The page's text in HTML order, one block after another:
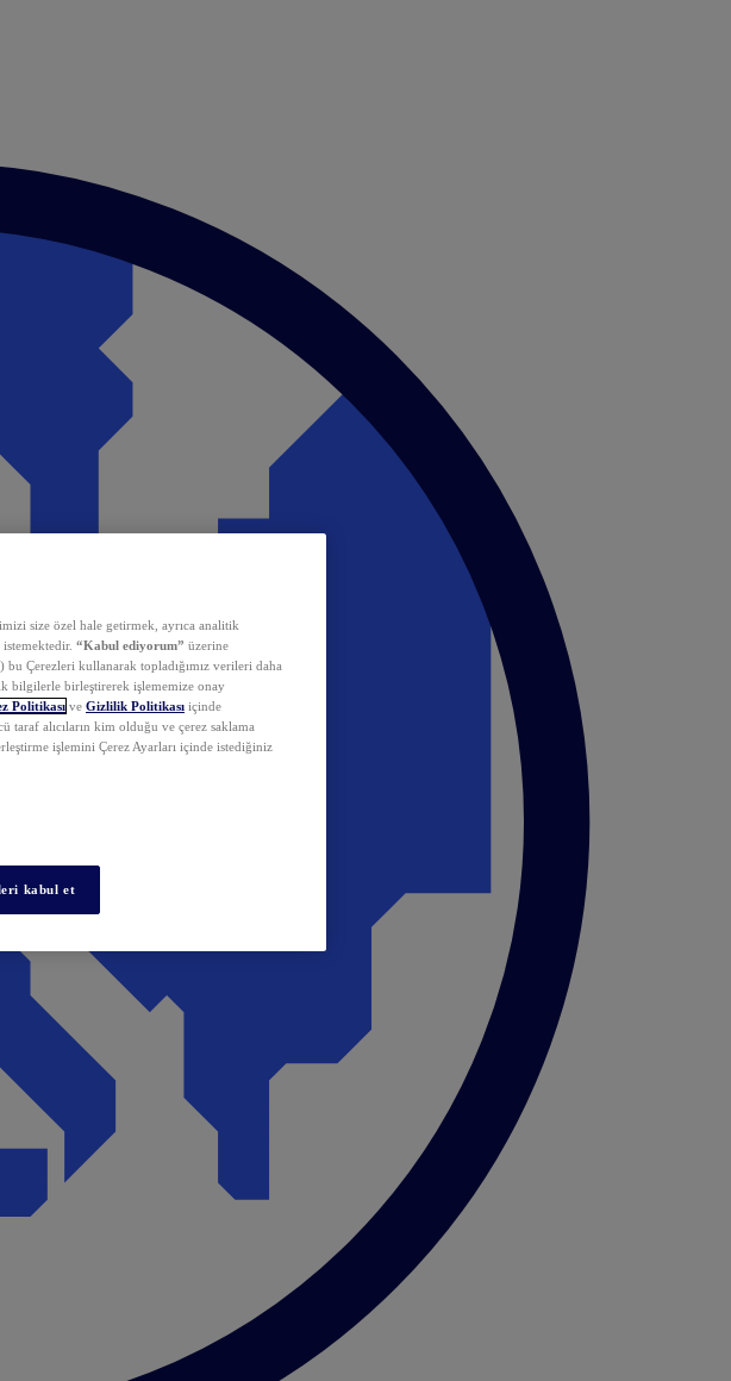
size özel hale getirmek, ayrıca analitik
“Kabul ediyorum” üzerine
Çerezleri kullanarak topladığımız verileri daha
bilgilerle birleştirerek işlememize onay
Politikası ve Gizlilik Politikası içinde
taraf alıcıların kim olduğu ve çerez saklama
işlemini Çerez Ayarları içinde istediğiniz
kabul et